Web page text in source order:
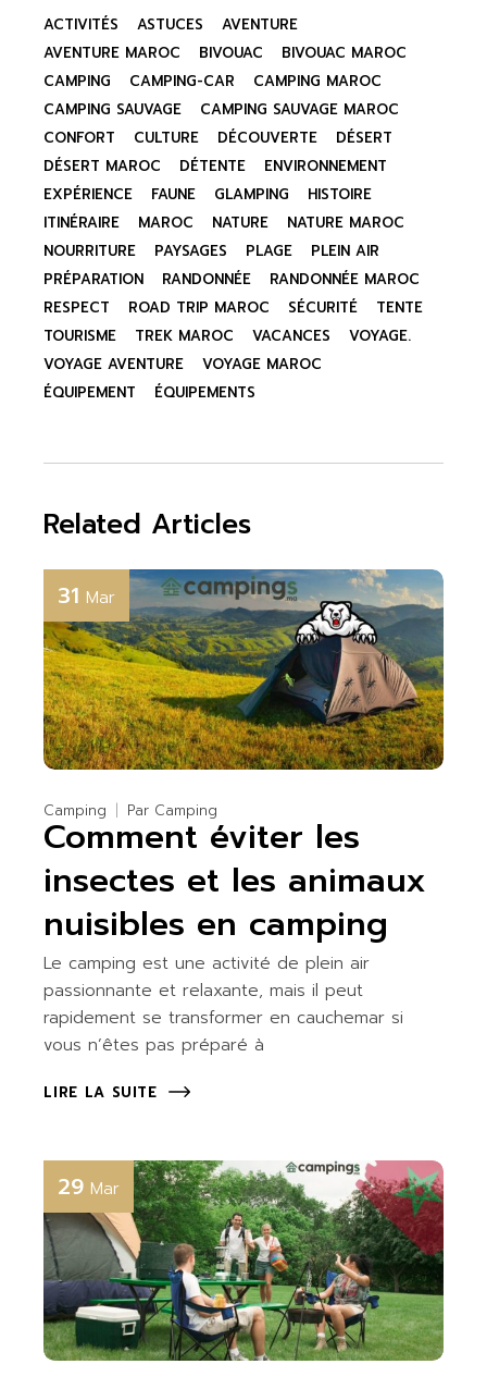
ACTIVITÉS ASTUCES
AVENTURE
AVENTURE MAROC
BIVOUAC
BIVOUAC MAROC
CAMPING
CAMPING-CAR
CAMPING MAROC
CAMPING SAUVAGE
CAMPING SAUVAGE MAROC
CONFORT
CULTURE DÉCOUVERTE
DÉSERT
DÉSERT MAROC
DÉTENTE
ENVIRONNEMENT
EXPÉRIENCE
FAUNE GLAMPING
HISTOIRE
ITINÉRAIRE
MAROC NATURE
NATURE MAROC
NOURRITURE
PAYSAGES PLAGE
PLEIN AIR
PRÉPARATION
RANDONNÉE
RANDONNÉE MAROC
RESPECT
ROAD TRIP MAROC SÉCURITÉ
TENTE
TOURISME
TREK MAROC VACANCES
VOYAGE.
VOYAGE AVENTURE
VOYAGE MAROC
ÉQUIPEMENT
ÉQUIPEMENTS
Related Articles
31 Mar
Camping Par Camping
Comment éviter les
insectes et les animaux
nuisibles en camping
Le camping est une activité de plein air
passionnante et relaxante, mais il peut
rapidement se transformer en cauchemar si
vous n’êtes pas préparé à
LIRE LA SUITE
29 Mar